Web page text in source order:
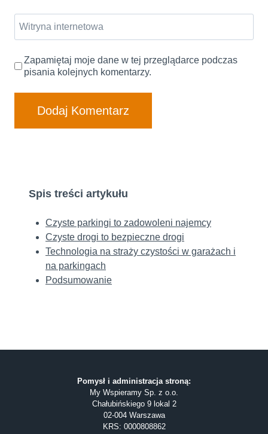
Witryna internetowa
Zapamiętaj moje dane w tej przeglądarce podczas
pisania kolejnych komentarzy.
Spis treści artykułu
Czyste parkingi to zadowoleni najemcy
Czyste drogi to bezpieczne drogi
Technologia na straży czystości w garażach i
na parkingach
Podsumowanie
Pomysł i administracja stroną:
My Wspieramy Sp. z o.o.
Chałubińskiego 9 lokal 2
02-004 Warszawa
KRS: 0000808862